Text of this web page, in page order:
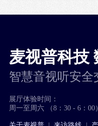
麦视普科技
智慧音视听安全
展厅体验时间：
周一至周六 （8：30 - 6：00）